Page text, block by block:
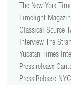
The New York
Limelight
Classical Source
Interview The
Yucatan Times
Press release
Press Release